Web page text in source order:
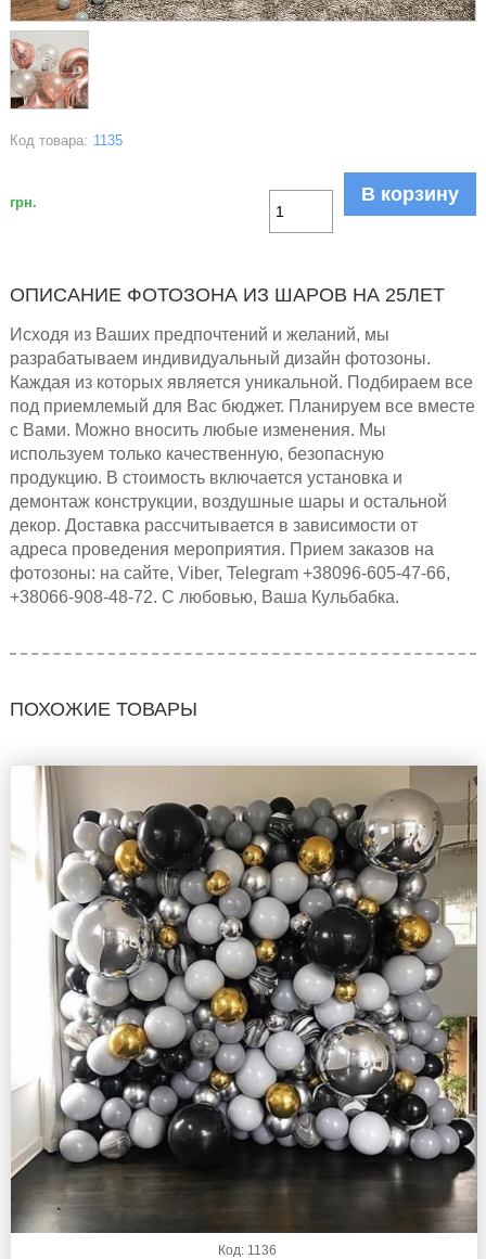
Код товара: 1135
грн. В корзину
ОПИСАНИЕ ФОТОЗОНА ИЗ ШАРОВ НА 25ЛЕТ
Исходя из Ваших предпочтений и желаний, мы
разрабатываем индивидуальный дизайн фотозоны.
Каждая из которых является уникальной. Подбираем все
под приемлемый для Вас бюджет. Планируем все вместе
с Вами. Можно вносить любые изменения. Мы
используем только качественную, безопасную
продукцию. В стоимость включается установка и
демонтаж конструкции, воздушные шары и остальной
декор. Доставка рассчитывается в зависимости от
адреса проведения мероприятия. Прием заказов на
фотозоны: на сайте, Viber, Telegram +38096-605-47-66,
+38066-908-48-72. С любовью, Ваша Кульбабка.
ПОХОЖИЕ ТОВАРЫ
Код: 1136